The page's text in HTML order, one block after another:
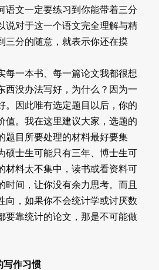
语文一定要练习到你能带着三分
说对于这一个语文完全理解与精
三分的随意，就表示你还在摸
每一本书、每一篇论文我都很想
西没办法写好，为什么？因为一
。因此唯有选定题目以后，你的
值。我在这里建议大家，选题的
题目所要处理的材料最好要集
硕士生可能只有三年、博士生可
材料太不集中，读书​​或看资料可
时间，让你没有余力思考。而且
向，如果你不会统计学或讨厌数
要靠统计的论文，那是不可能做
写作习惯